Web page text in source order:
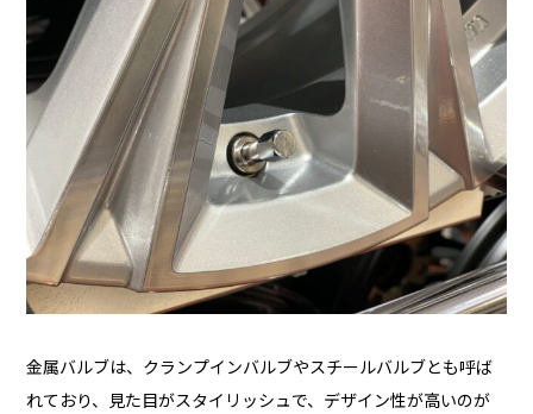
金属バルブは、クランプインバルブやスチールバルブとも呼ば
れており、見た目がスタイリッシュで、デザイン性が高いのが